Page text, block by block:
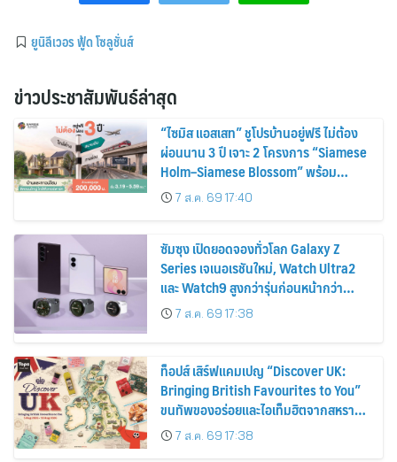
ยูนิลีเวอร ฟู้ด โซลูชั่นส์
ข่าวประชาสัมพันธ์ล่าสุด
“ไซมิส แอสเสท” ชูโปรบ้านอยู่ฟรี ไม่ต้อง
ผ่อนนาน 3 ปี เจาะ 2 โครงการ “Siamese
Holm–Siamese Blossom” พร้อม
ส่วนลดและสิทธิพิเศษถึง 31 สิงหาคม
2569
7 ส.ค. 69 17:40
ซัมซุง เปิดยอดจองทั่วโลก Galaxy Z
Series เจเนอเรชันใหม่, Watch Ultra2
และ Watch9 สูงกว่ารุ่นก่อนหน้ากว่า
30%7 ส.ค. 69 17:38
ท็อปส์ เสิร์ฟแคมเปญ “Discover UK:
Bringing British Favourites to You”
ขนทัพของอร่อยและไอเท็มฮิตจากสหราช
อาณาจักร ส่งตรงถึงมือตั้งแต่วันนี้ – 18
สิงหาคมนี้
7 ส.ค. 69 17:38